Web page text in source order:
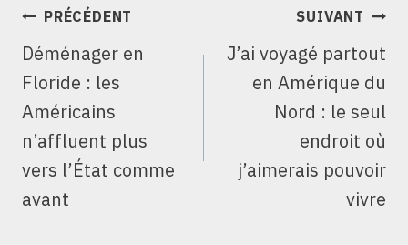
NAVIGATION
L’ARTICLE
PRÉCÉDENT
Déménager en
Floride : les
Américains
n’affluent plus
vers l’État comme
avant
SUIVANT
J’ai voyagé partout
en Amérique du
Nord : le seul
endroit où
j’aimerais pouvoir
vivre